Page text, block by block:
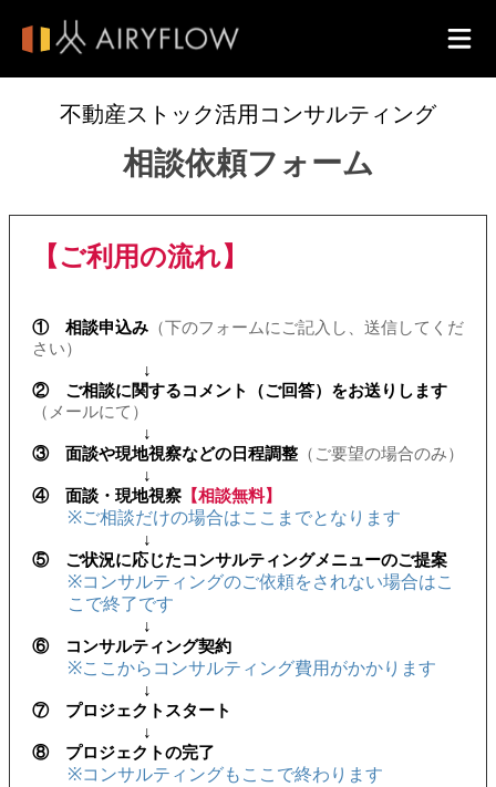
不動産ストック活用コンサルティング
相談依頼フォーム
【ご利用の流れ】
① 相談申込み （下のフォームにご記入し、送信してくだ
さい）
↓
② ご相談に関するコメント（ご回答）をお送りします
（メールにて）
↓
③ 面談や現地視察などの日程調整 （ご要望の場合のみ）
↓
④ 面談・現地視察 【相談無料】
※ご相談だけの場合はここまでとなります
↓
⑤ ご状況に応じたコンサルティングメニューのご提案
※コンサルティングのご依頼をされない場合はこ
こで終了です
↓
⑥ コンサルティング契約
※ここからコンサルティング費用がかかります
↓
⑦ プロジェクトスタート
↓
⑧ プロジェクトの完了
※コンサルティングもここで終わります